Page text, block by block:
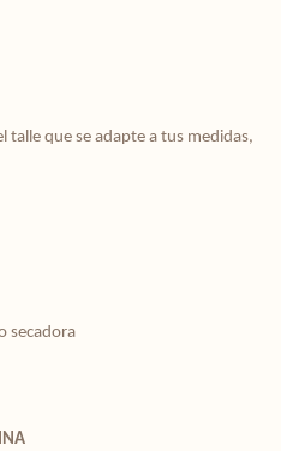
talle que se adapte a tus medidas,
secadora